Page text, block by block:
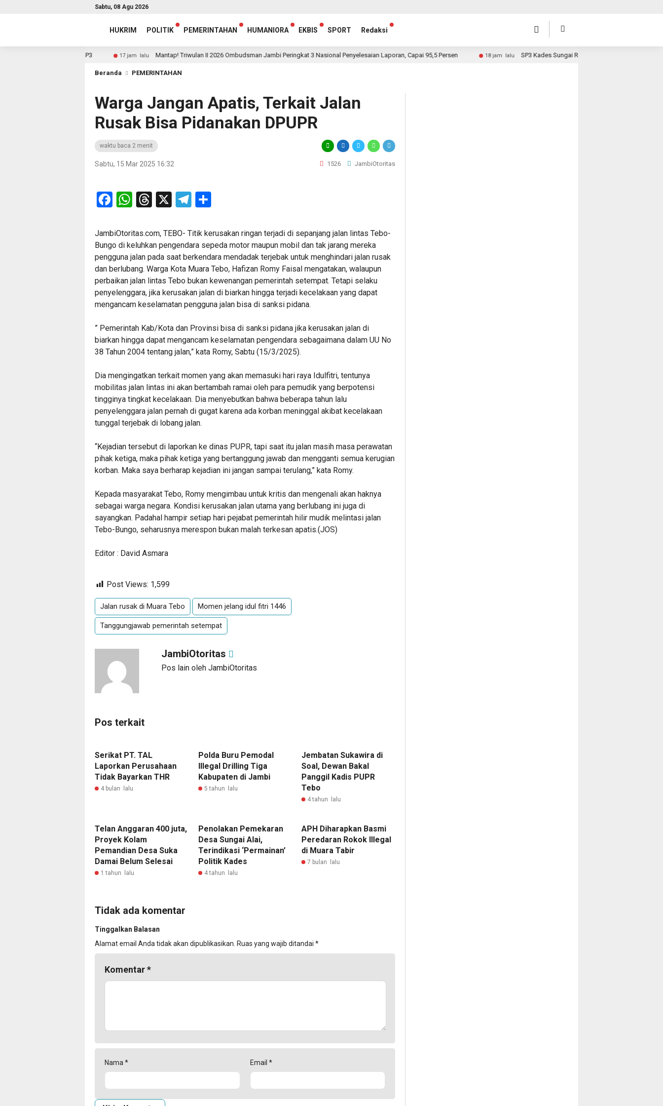
Sabtu, 08 Agu 2026
HUKRIM POLITIK PEMERINTAHAN HUMANIORA EKBIS SPORT Redaksi
17 jam lalu Mantap! Triwulan II 2026 Ombudsman Jambi Peringkat 3 Nasional Penyelesaian Laporan, Capai 95,5 Persen 18 jam lalu SP3 Kades Sungai Rambai, Hari Ini Surat Diantar ke Desa
Beranda PEMERINTAHAN
Warga Jangan Apatis, Terkait Jalan
Rusak Bisa Pidanakan DPUPR
waktu baca 2 menit
Sabtu, 15 Mar 2025 16:32 1526 JambiOtoritas
Facebook
WhatsApp
Threads
X Telegram
JambiOtoritas.com, TEBO- Titik kerusakan ringan terjadi di sepanjang jalan lintas Tebo-
Bungo di keluhkan pengendara sepeda motor maupun mobil dan tak jarang mereka
pengguna jalan pada saat berkendara mendadak terjebak untuk menghindari jalan rusak
dan berlubang. Warga Kota Muara Tebo, Hafizan Romy Faisal mengatakan, walaupun
perbaikan jalan lintas Tebo bukan kewenangan pemerintah setempat. Tetapi selaku
penyelenggara, jika kerusakan jalan di biarkan hingga terjadi kecelakaan yang dapat
mengancam keselamatan pengguna jalan bisa di sanksi pidana.
” Pemerintah Kab/Kota dan Provinsi bisa di sanksi pidana jika kerusakan jalan di
biarkan hingga dapat mengancam keselamatan pengendara sebagaimana dalam UU No
38 Tahun 2004 tentang jalan,” kata Romy, Sabtu (15/3/2025).
Dia mengingatkan terkait momen yang akan memasuki hari raya Idulfitri, tentunya
mobilitas jalan lintas ini akan bertambah ramai oleh para pemudik yang berpotensi
tingginya tingkat kecelakaan. Dia menyebutkan bahwa beberapa tahun lalu
penyelenggara jalan pernah di gugat karena ada korban meninggal akibat kecelakaan
tunggal terjebak di lobang jalan.
“Kejadian tersebut di laporkan ke dinas PUPR, tapi saat itu jalan masih masa perawatan
pihak ketiga, maka pihak ketiga yang bertanggung jawab dan mengganti semua kerugian
korban. Maka saya berharap kejadian ini jangan sampai terulang,” kata Romy.
Kepada masyarakat Tebo, Romy mengimbau untuk kritis dan mengenali akan haknya
sebagai warga negara. Kondisi kerusakan jalan utama yang berlubang ini juga di
sayangkan. Padahal hampir setiap hari pejabat pemerintah hilir mudik melintasi jalan
Tebo-Bungo, seharusnya merespon bukan malah terkesan apatis.(JOS)
Editor : David Asmara
Post Views: 1,599
Jalan rusak di Muara Tebo Momen jelang idul fitri 1446
Tanggungjawab pemerintah setempat
JambiOtoritas
Pos lain oleh JambiOtoritas
Pos terkait
Serikat PT. TAL
Laporkan Perusahaan
Tidak Bayarkan THR
4 bulan lalu
Polda Buru Pemodal
Illegal Drilling Tiga
Kabupaten di Jambi
5 tahun lalu
Jembatan Sukawira di
Soal, Dewan Bakal
Panggil Kadis PUPR
Tebo
4 tahun lalu
Telan Anggaran 400 juta,
Proyek Kolam
Pemandian Desa Suka
Damai Belum Selesai
1 tahun lalu
Penolakan Pemekaran
Desa Sungai Alai,
Terindikasi ‘Permainan’
Politik Kades
4 tahun lalu
APH Diharapkan Basmi
Peredaran Rokok Illegal
di Muara Tabir
7 bulan lalu
Tidak ada komentar
Tinggalkan Balasan
Alamat email Anda tidak akan dipublikasikan. Ruas yang wajib ditandai *
Komentar*
Nama * Email *